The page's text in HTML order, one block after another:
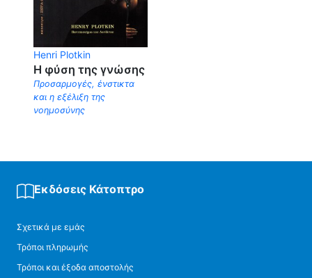
Henri Plotkin
Η φύση της γνώσης
Προσαρμογές, ένστικτα
και η εξέλιξη της
νοημοσύνης
Εκδόσεις Κάτοπτρο
Σχετικά με εμάς
Τρόποι πληρωμής
Τρόποι και έξοδα αποστολής